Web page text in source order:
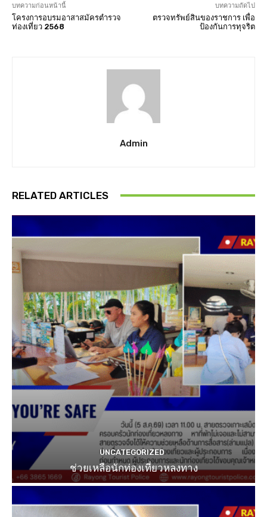
บทความก่อนหน้านี้
โครงการอบรมอาสาสมัครตำรวจ
ท่องเที่ยว 2568
บทความถัดไป
ตรวจทรัพย์สินของราชการ เพื่อ
ป้องกันการทุจริต
Admin
RELATED ARTICLES
UNCATEGORIZED
ช่วยเหลือนักท่องเที่ยวหลงทาง